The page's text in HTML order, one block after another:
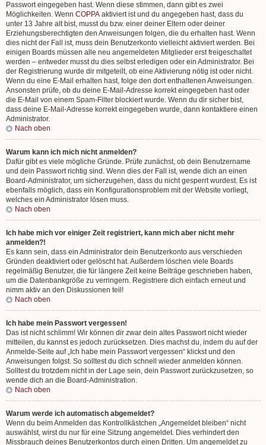
Passwort eingegeben hast. Wenn diese stimmen, dann gibt es zwei
Möglichkeiten. Wenn COPPA aktiviert ist und du angegeben hast, dass du
unter 13 Jahre alt bist, musst du bzw. einer deiner Eltern oder deiner
Erziehungsberechtigten den Anweisungen folgen, die du erhalten hast. Wenn
dies nicht der Fall ist, muss dein Benutzerkonto vielleicht aktiviert werden. Bei
einigen Boards müssen alle neu angemeldeten Mitglieder erst freigeschaltet
werden – entweder musst du dies selbst erledigen oder ein Administrator. Bei
der Registrierung wurde dir mitgeteilt, ob eine Aktivierung nötig ist oder nicht.
Wenn du eine E-Mail erhalten hast, folge den dort enthaltenen Anweisungen.
Ansonsten prüfe, ob du deine E-Mail-Adresse korrekt eingegeben hast oder
die E-Mail von einem Spam-Filter blockiert wurde. Wenn du dir sicher bist,
dass deine E-Mail-Adresse korrekt eingegeben wurde, dann kontaktiere einen
Administrator.
Nach oben
Warum kann ich mich nicht anmelden?
Dafür gibt es viele mögliche Gründe. Prüfe zunächst, ob dein Benutzername
und dein Passwort richtig sind. Wenn dies der Fall ist, wende dich an einen
Board-Administrator, um sicherzugehen, dass du nicht gesperrt wurdest. Es ist
ebenfalls möglich, dass ein Konfigurationsproblem mit der Website vorliegt,
welches ein Administrator lösen muss.
Nach oben
Ich habe mich vor einiger Zeit registriert, kann mich aber nicht mehr
anmelden?!
Es kann sein, dass ein Administrator dein Benutzerkonto aus verschieden
Gründen deaktiviert oder gelöscht hat. Außerdem löschen viele Boards
regelmäßig Benutzer, die für längere Zeit keine Beiträge geschrieben haben,
um die Datenbankgröße zu verringern. Registriere dich einfach erneut und
nimm aktiv an den Diskussionen teil!
Nach oben
Ich habe mein Passwort vergessen!
Das ist nicht schlimm! Wir können dir zwar dein altes Passwort nicht wieder
mitteilen, du kannst es jedoch zurücksetzen. Dies machst du, indem du auf der
Anmelde-Seite auf „Ich habe mein Passwort vergessen“ klickst und den
Anweisungen folgst. So solltest du dich schnell wieder anmelden können.
Solltest du trotzdem nicht in der Lage sein, dein Passwort zurückzusetzen, so
wende dich an die Board-Administration.
Nach oben
Warum werde ich automatisch abgemeldet?
Wenn du beim Anmelden das Kontrollkästchen „Angemeldet bleiben“ nicht
auswählst, wirst du nur für eine Sitzung angemeldet. Dies verhindert den
Missbrauch deines Benutzerkontos durch einen Dritten. Um angemeldet zu